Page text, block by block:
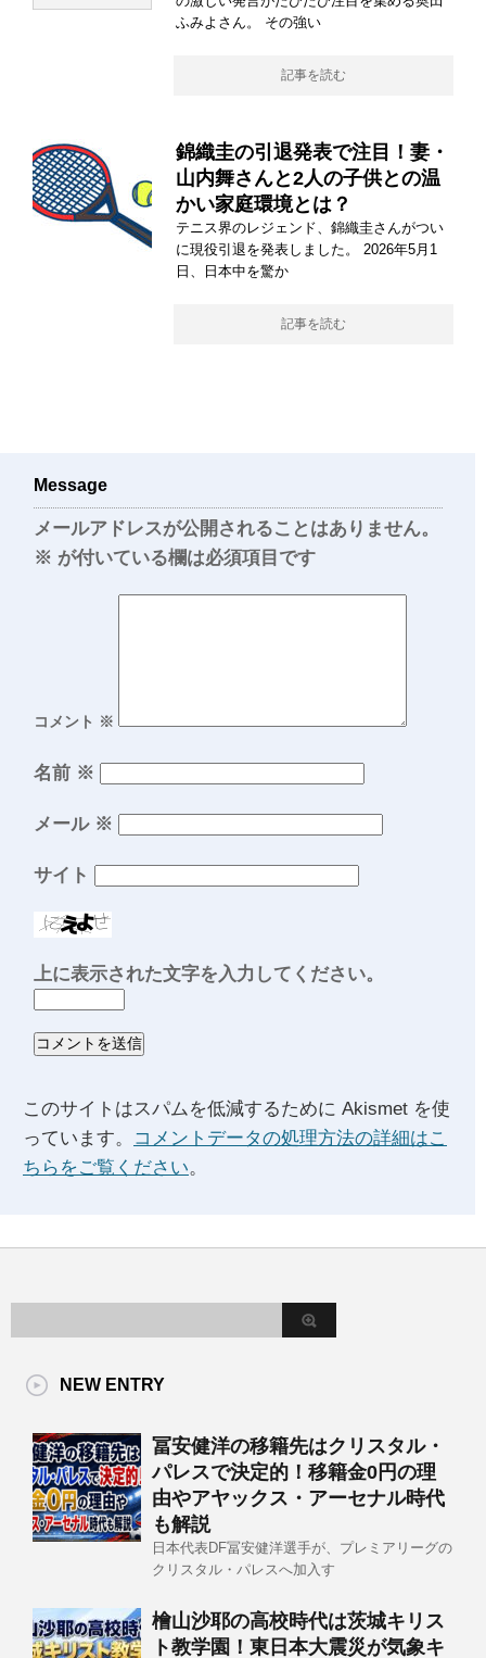
ふみよさん。 その強い
記事を読む
錦織圭の引退発表で注目！妻・
山内舞さんと2人の子供との温
かい家庭環境とは？
テニス界のレジェンド、錦織圭さんがつい
に現役引退を発表しました。 2026年5月1
日、日本中を驚か
記事を読む
Message
メールアドレスが公開されることはありません。
※ が付いている欄は必須項目です
コメント ※
名前 ※
メール ※
サイト
上に表示された文字を入力してください。
このサイトはスパムを低減するために Akismet を使
っています。
コメントデータの処理方法の詳細はこ
ちらをご覧ください。
NEW ENTRY
冨安健洋の移籍先はクリスタル・
パレスで決定的！移籍金0円の理
由やアヤックス・アーセナル時代
も解説
日本代表DF冨安健洋選手が、プレミアリーグの
クリスタル・パレスへ加入す
檜山沙耶の高校時代は茨城キリス
ト教学園！東日本大震災が気象キ